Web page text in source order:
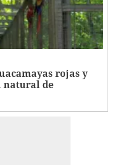
rojas y
natural de